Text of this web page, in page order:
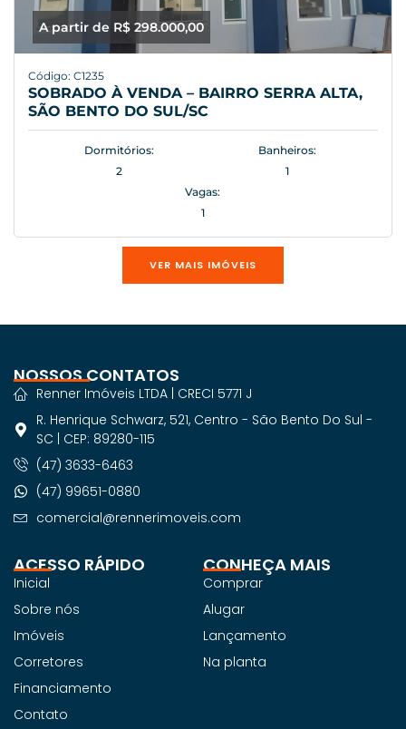
A partir de R$ 298.000,00
Código: C1235
SOBRADO À VENDA – BAIRRO SERRA ALTA,
SÃO BENTO DO SUL/SC
Dormitórios:
2
Banheiros:
1
Vagas:
1
VER MAIS IMÓVEIS
ACESSO RÁPIDO
Inicial
Sobre nós
Imóveis
Corretores
Financiamento
Contato
CONHEÇA MAIS
Comprar
Alugar
Lançamento
Na planta
NOSSOS CONTATOS
Renner Imóveis LTDA | CRECI 5771 J
R. Henrique Schwarz, 521, Centro - São Bento Do Sul -
SC | CEP: 89280-115
(47) 3633-6463
(47) 99651-0880
comercial@rennerimoveis.com